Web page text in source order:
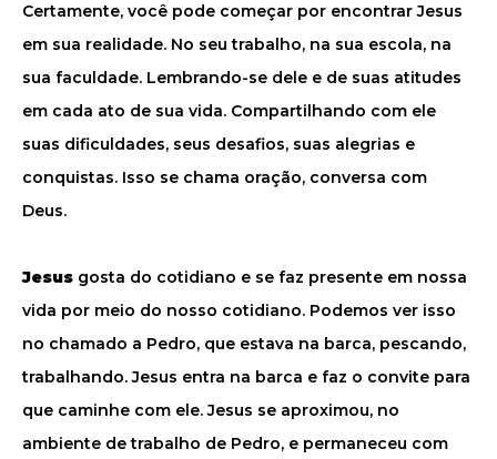
Certamente, você pode começar por encontrar Jesus
em sua realidade. No seu trabalho, na sua escola, na
sua faculdade. Lembrando-se dele e de suas atitudes
em cada ato de sua vida. Compartilhando com ele
suas dificuldades, seus desafios, suas alegrias e
conquistas. Isso se chama oração, conversa com
Deus.
Jesus gosta do cotidiano e se faz presente em nossa
vida por meio do nosso cotidiano. Podemos ver isso
no chamado a Pedro, que estava na barca, pescando,
trabalhando. Jesus entra na barca e faz o convite para
que caminhe com ele. Jesus se aproximou, no
ambiente de trabalho de Pedro, e permaneceu com